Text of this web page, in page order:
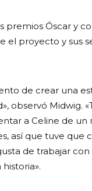
premios Óscar y
el proyecto y sus
de crear una
observó Midwig.
a Celine de un
así que tuve que
de trabajar